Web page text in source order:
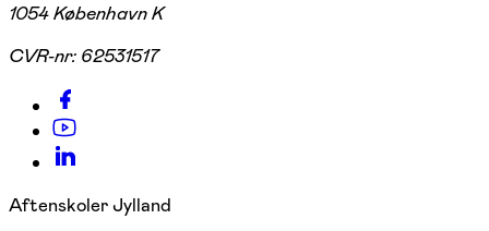
1054 København K
CVR-nr: 62531517
Aftenskoler Jylland